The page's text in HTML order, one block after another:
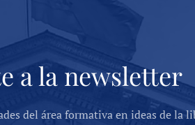
a la newsletter
del área formativa en ideas de la